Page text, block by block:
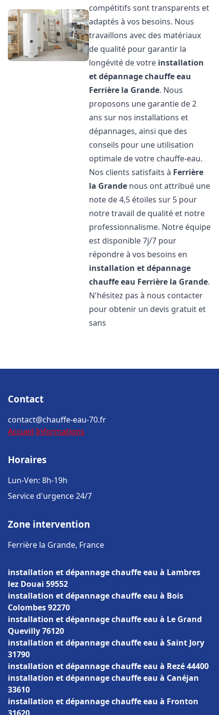
compétitifs sont transparents et
adaptés à vos besoins. Nous
travaillons avec des matériaux
de qualité pour garantir la
longévité de votre installation
et dépannage chauffe eau
Ferrière la Grande. Nous
proposons une garantie de 2
ans sur nos installations et
dépannages, ainsi que des
conseils pour une utilisation
optimale de votre chauffe-eau.
Nos clients satisfaits à Ferrière
la Grande nous ont attribué une
note de 4,5 étoiles sur 5 pour
notre travail de qualité et notre
professionnalisme. Notre équipe
est disponible 7j/7 pour
répondre à vos besoins en
installation et dépannage
chauffe eau Ferrière la Grande.
N'hésitez pas à nous contacter
pour obtenir un devis gratuit et
sans
Contact
contact@chauffe-eau-70.fr
Accueil Informations
Horaires
Lun-Ven: 8h-19h
Service d'urgence 24/7
Zone intervention
Ferrière la Grande, France
installation et dépannage chauffe eau à Lambres
lez Douai 59552
installation et dépannage chauffe eau à Bois
Colombes 92270
installation et dépannage chauffe eau à Le Grand
Quevilly 76120
installation et dépannage chauffe eau à Saint Jory
31790
installation et dépannage chauffe eau à Rezé 44400
installation et dépannage chauffe eau à Canéjan
33610
installation et dépannage chauffe eau à Fronton